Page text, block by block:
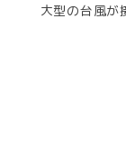
大型の台風が